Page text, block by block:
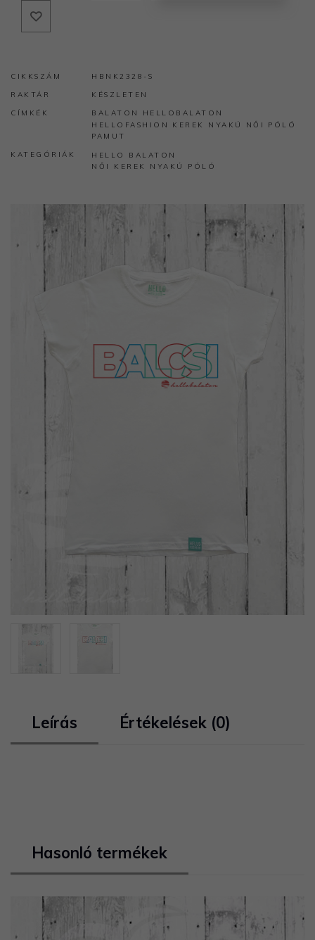
CIKKSZÁM
HBNK2328-S
RAKTÁR
KÉSZLETEN
CÍMKÉK
BALATON
HELLOBALATON
HELLOFASHION
KEREK NYAKÚ NŐI
PÓLÓ
PAMUT
KATEGÓRIÁK
HELLO BALATON
NŐI KEREK NYAKÚ PÓLÓ
Leírás Értékelések (0)
Hasonló termékek